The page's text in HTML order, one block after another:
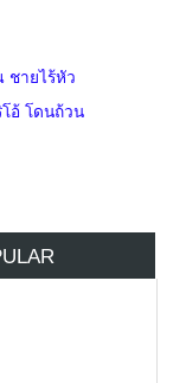
ายไร้หัว
อ้ โดนถ้วน